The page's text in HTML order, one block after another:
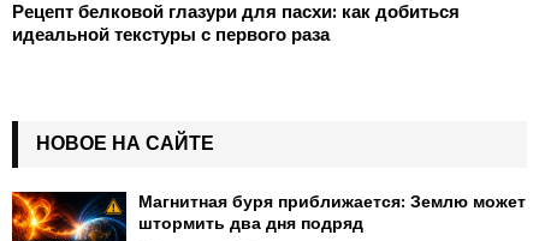
Рецепт белковой глазури для пасхи: как добиться
идеальной текстуры с первого раза
НОВОЕ НА САЙТЕ
Магнитная буря приближается: Землю может
штормить два дня подряд